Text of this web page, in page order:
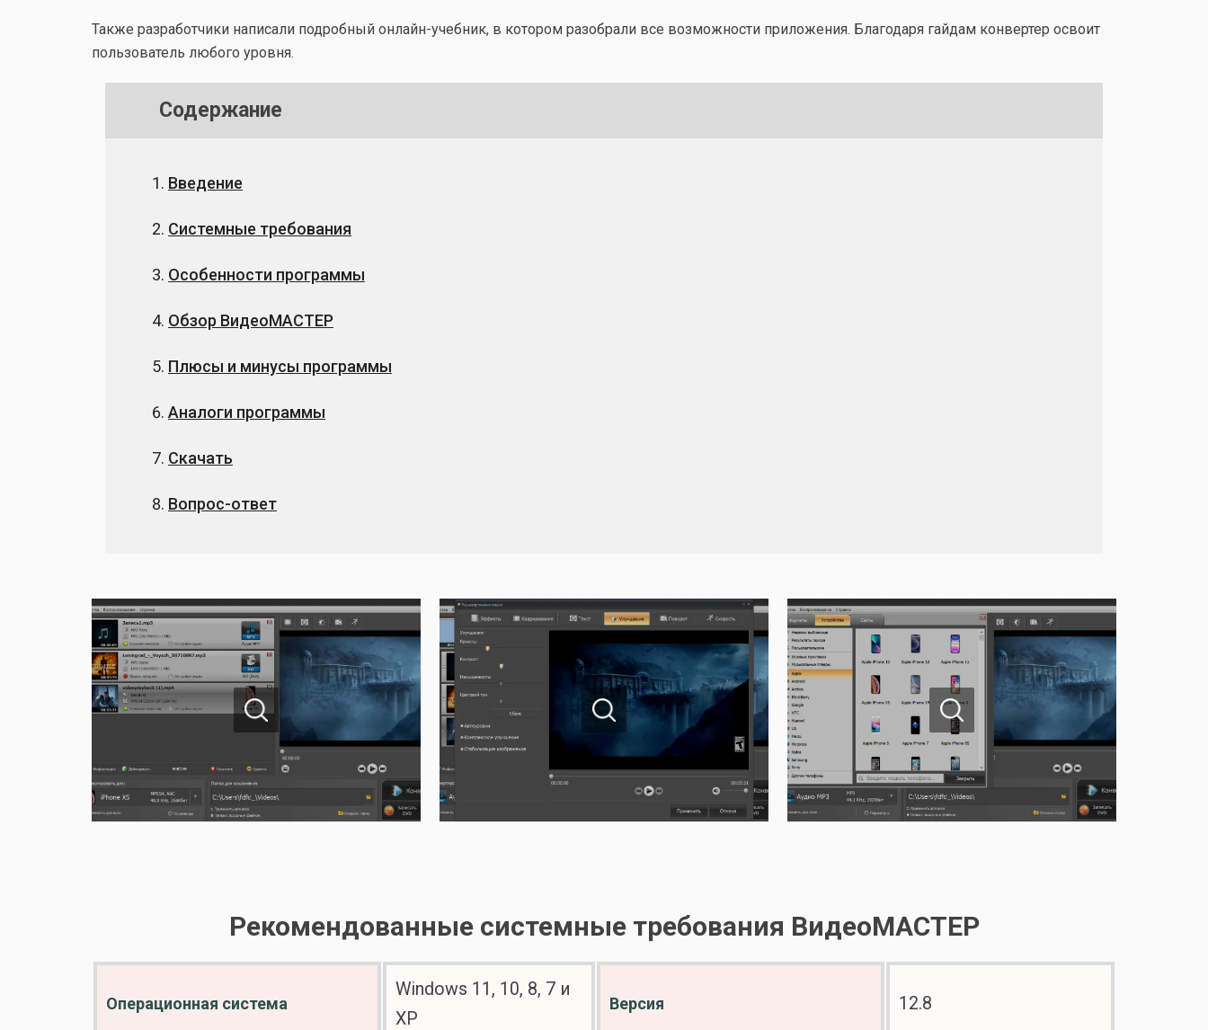
Также разработчики написали подробный онлайн-учебник, в котором разобрали все возможности приложения. Благодаря гайдам конвертер освоит
пользователь любого уровня.
Содержание
Введение
Системные требования
Особенности программы
Обзор ВидеоМАСТЕР
Плюсы и минусы программы
Аналоги программы
Скачать
Вопрос-ответ
Рекомендованные системные требования ВидеоМАСТЕР
Операционная система
Windows 11, 10, 8, 7 и
XP
Версия 12.8